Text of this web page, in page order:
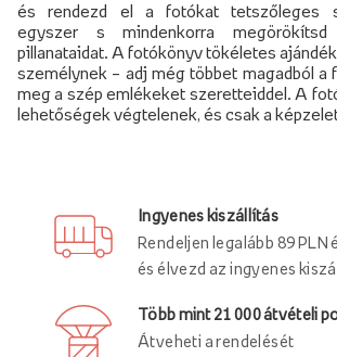
és rendezd el a fotókat tetszőleges
egyszer s mindenkorra
pillanataidat. A fotókönyv tökéletes
személynek – adj még többet magadból a
meg a szép emlékeket szeretteiddel. A
lehetőségek végtelenek, és csak a
Ingyenes kiszállítás
Rendeljen legalább 89 PLN
és élvezd az ingyenes
Több mint 21 000 átvételi
Átveheti a rendelését